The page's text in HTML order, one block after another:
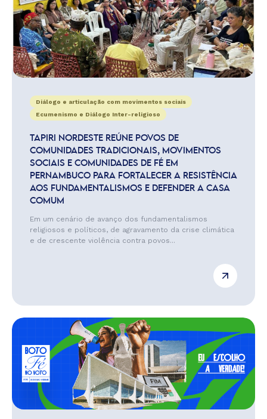
Diálogo e articulação com movimentos sociais
Ecumenismo e Diálogo Inter-religioso
TAPIRI NORDESTE REÚNE POVOS DE
COMUNIDADES TRADICIONAIS, MOVIMENTOS
SOCIAIS E COMUNIDADES DE FÉ EM
PERNAMBUCO PARA FORTALECER A RESISTÊNCIA
AOS FUNDAMENTALISMOS E DEFENDER A CASA
COMUM
Em um cenário de avanço dos fundamentalismos
religiosos e políticos, de agravamento da crise climática
e de crescente violência contra povos...